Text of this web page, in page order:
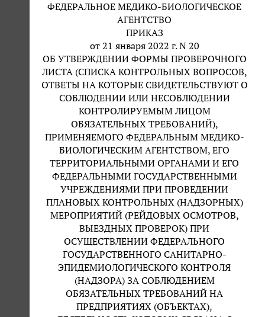
ФЕДЕРАЛЬНОЕ МЕДИКО-БИОЛОГИЧЕСКОЕ
АГЕНТСТВО
ПРИКАЗ
от 21 января 2022 г. N 20
ОБ УТВЕРЖДЕНИИ ФОРМЫ ПРОВЕРОЧНОГО
ЛИСТА (СПИСКА КОНТРОЛЬНЫХ ВОПРОСОВ,
ОТВЕТЫ НА КОТОРЫЕ СВИДЕТЕЛЬСТВУЮТ О
СОБЛЮДЕНИИ ИЛИ НЕСОБЛЮДЕНИИ
КОНТРОЛИРУЕМЫМ ЛИЦОМ
ОБЯЗАТЕЛЬНЫХ ТРЕБОВАНИЙ),
ПРИМЕНЯЕМОГО ФЕДЕРАЛЬНЫМ МЕДИКО-
БИОЛОГИЧЕСКИМ АГЕНТСТВОМ, ЕГО
ТЕРРИТОРИАЛЬНЫМИ ОРГАНАМИ И ЕГО
ФЕДЕРАЛЬНЫМИ ГОСУДАРСТВЕННЫМИ
УЧРЕЖДЕНИЯМИ ПРИ ПРОВЕДЕНИИ
ПЛАНОВЫХ КОНТРОЛЬНЫХ (НАДЗОРНЫХ)
МЕРОПРИЯТИЙ (РЕЙДОВЫХ ОСМОТРОВ,
ВЫЕЗДНЫХ ПРОВЕРОК) ПРИ
ОСУЩЕСТВЛЕНИИ ФЕДЕРАЛЬНОГО
ГОСУДАРСТВЕННОГО САНИТАРНО-
ЭПИДЕМИОЛОГИЧЕСКОГО КОНТРОЛЯ
(НАДЗОРА) ЗА СОБЛЮДЕНИЕМ
ОБЯЗАТЕЛЬНЫХ ТРЕБОВАНИЙ НА
ПРЕДПРИЯТИЯХ (ОБЪЕКТАХ),